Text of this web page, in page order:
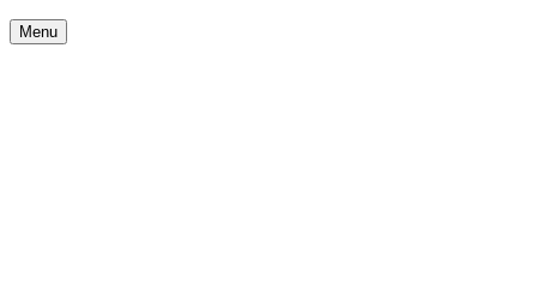
Menu